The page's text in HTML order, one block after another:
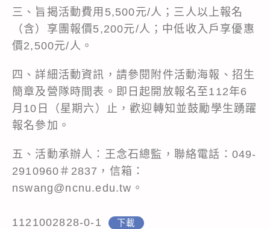
三、旨揭活動費用5,500元/人；三人以上報名
（含）享團報價5,200元/人；中低收入戶享優惠
價2,500元/人。
四、詳細活動資訊，請參閱附件活動海報、招生
簡章及營隊時間表。即日起開放報名至112年6
月10日（星期六）止，歡迎轉知並鼓勵學生踴躍
報名參加。
五、活動承辦人：王念石總監，聯絡電話：049-
2910960＃2837，信箱：
nswang@ncnu.edu.tw。
1121002828-0-1 下載